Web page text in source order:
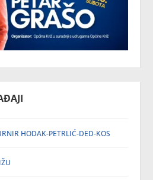
HODAK-PETRLIĆ-DED-KOS